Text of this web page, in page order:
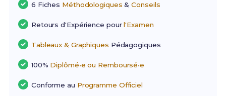
6 Fiches Méthodologiques &Conseils
Retours d'Expérience pourl'Examen
Tableaux & Graphiques Pédagogiques
100% Diplômé•e ou Remboursé•e
Conforme au Programme Officiel